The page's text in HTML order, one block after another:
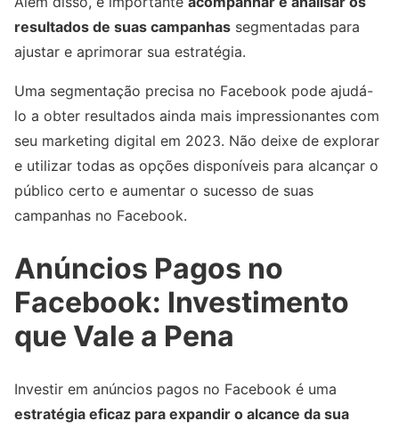
resultados de suas campanhas segmentadas para
ajustar e aprimorar sua estratégia.
Uma segmentação precisa no Facebook pode ajudá-
lo a obter resultados ainda mais impressionantes com
seu marketing digital em 2023. Não deixe de explorar
e utilizar todas as opções disponíveis para alcançar o
público certo e aumentar o sucesso de suas
campanhas no Facebook.
Anúncios Pagos no
Facebook: Investimento
que Vale a Pena
Investir em anúncios pagos no Facebook é uma
estratégia eficaz para expandir o alcance da sua